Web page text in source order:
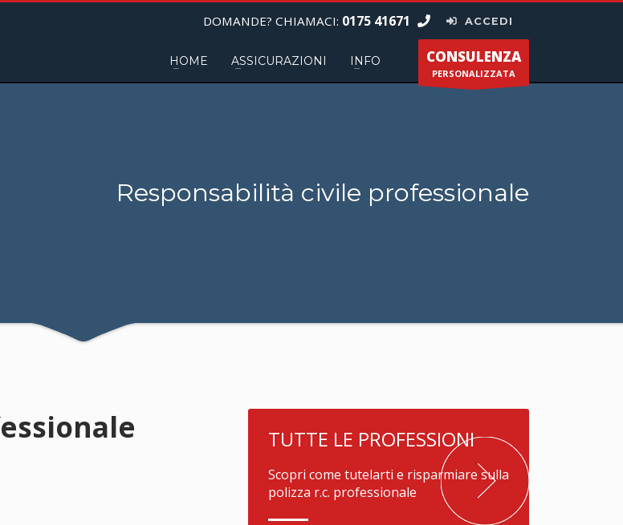
DOMANDE? CHIAMACI: 0175 41671 ACCEDI
HOME ASSICURAZIONI INFO CONSULENZA
PERSONALIZZATA
Responsabilità civile professionale
TUTTE LE PROFESSIONI
Scopri come tutelarti e risparmiare sulla
polizza r.c. professionale